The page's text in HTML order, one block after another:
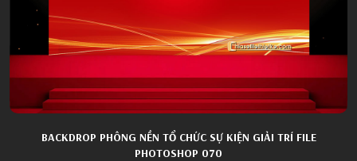
BACKDROP PHÔNG NỀN TỔ CHỨC SỰ KIỆN GIẢI TRÍ FILE
PHOTOSHOP 070